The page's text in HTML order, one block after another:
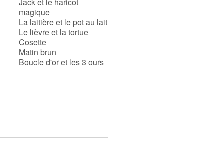
magique
La laitière et le pot au lait
Le lièvre et la tortue
Cosette
Matin brun
Boucle d'or et les 3 ours